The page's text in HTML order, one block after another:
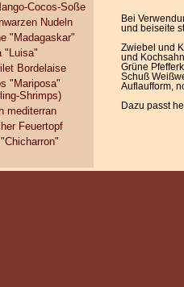
Cocos-Soße
Nudeln
"Madagaskar"
"Luisa"
Bordelaise
"Mariposa"
Shrimps)
mediterran
Feuertopf
Bei
und beiseite
Zwiebel und
und
Grüne
Schuß
Auflaufform,
Dazu passt